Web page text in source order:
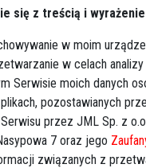
historii zapisanych w
łatwy. W dwóch
powstały
dumy z Mazowsza. –
wakacje zabrali ze sobą
i duże – po
się z treścią i
w moim
w celach
Serwisie moich danych
pozostawianych
przez JML Sp. z
7 oraz jego
związanych z